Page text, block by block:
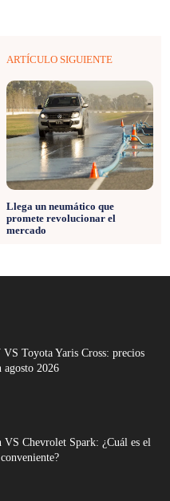
ARTÍCULO SIGUIENTE
Llega un neumático que
promete revolucionar el
mercado
Toyota Yaris Cross: precios
agosto 2026
Chevrolet Spark: ¿Cuál es el